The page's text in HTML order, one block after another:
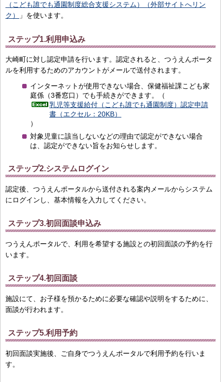
（こども誰でも通園制度総合支援システム）（外部サイトへリン
ク）
」を使います。
ステップ1.利用申込み
大崎町に対し認定申請を行います。認定されると、つうえんポータ
ルを利用するためのアカウントがメールで送付されます。
インターネットが使用できない場合、保健福祉課こども家
庭係（3番窓口）でも手続きができます。（
乳児等支援給付（こども誰でも通園制度）認定申請
書（エクセル：20KB）
）
対象児童に該当しないなどの理由で認定ができない場合
は、認定ができない旨をお知らせします。
ステップ2.システムログイン
認定後、つうえんポータルから送付される案内メールからシステム
にログインし、基本情報を入力してください。
ステップ3.初回面談申込み
つうえんポータルで、利用を希望する施設との初回面談の予約を行
います。
ステップ4.初回面談
施設にて、お子様を預かるために必要な確認や説明をするために、
面談が行われます。
ステップ5.利用予約
初回面談実施後、ご自身でつうえんポータルで利用予約を行いま
す。